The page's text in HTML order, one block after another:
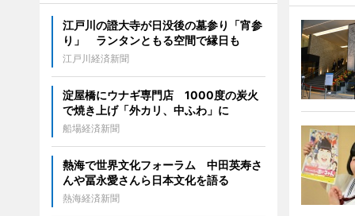
江戸川の證大寺が日没後の墓参り「宵参
り」 ランタンともる空間で縁日も
江戸川経済新聞
淀屋橋にウナギ専門店 1000度の炭火
で焼き上げ「外カリ、中ふわ」に
船場経済新聞
熱海で世界文化フォーラム 中田英寿さ
んや冨永愛さんら日本文化を語る
熱海経済新聞